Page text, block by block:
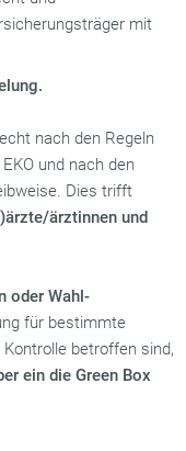
mit
nach den Regeln
und nach den
Dies trifft
ärztinnen und
oder Wahl-
für bestimmte
betroffen sind,
ein die Green Box